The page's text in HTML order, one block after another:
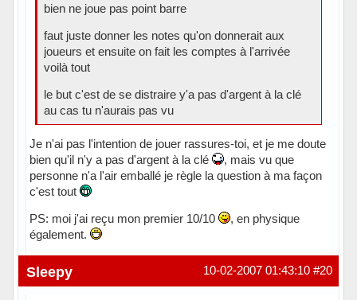
bien ne joue pas point barre
faut juste donner les notes qu'on donnerait aux
joueurs et ensuite on fait les comptes à l'arrivée
voilà tout
le but c'est de se distraire y'a pas d'argent à la clé
au cas tu n'aurais pas vu
Je n'ai pas l'intention de jouer rassures-toi, et je me doute
bien qu'il n'y a pas d'argent à la clé
, mais vu que
personne n'a l'air emballé je règle la question à ma façon
c'est tout
PS: moi j'ai reçu mon premier 10/10
, en physique
également.
Hors ligne #20
10-02-2007 01:43:10
Sleepy